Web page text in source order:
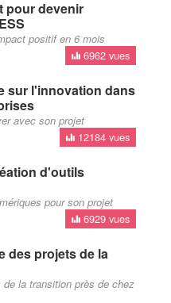
pour devenir
positif en 6 mois
6962 vues
sur l'innovation dans
avec son projet
12184 vues
d'outils
pour son projet
6929 vues
des projets de la
la transition près de chez